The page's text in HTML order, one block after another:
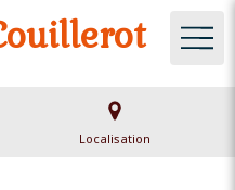
Localisation